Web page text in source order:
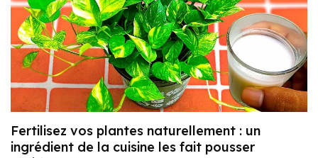
Fertilisez vos plantes naturellement : un
ingrédient de la cuisine les fait pousser